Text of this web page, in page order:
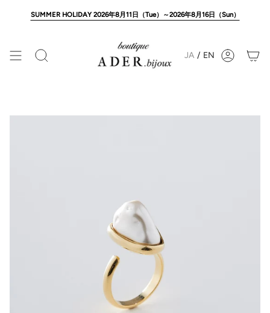
SUMMER HOLIDAY 2026年8月11日（Tue）～2026年8月16日（Sun）
Search JA / EN Account